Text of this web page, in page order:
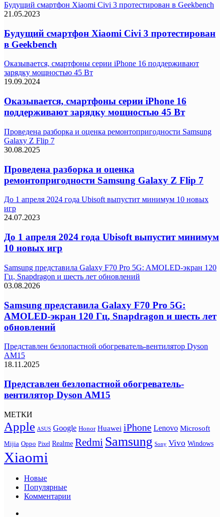
Будущий смартфон Xiaomi Civi 3 протестирован в Geekbench
21.05.2023
Будущий смартфон Xiaomi Civi 3 протестирован
в Geekbench
Оказывается, смартфоны серии iPhone 16 поддерживают
зарядку мощностью 45 Вт
19.09.2024
Оказывается, смартфоны серии iPhone 16
поддерживают зарядку мощностью 45 Вт
Проведена разборка и оценка ремонтопригодности Samsung
Galaxy Z Flip 7
30.08.2025
Проведена разборка и оценка
ремонтопригодности Samsung Galaxy Z Flip 7
До 1 апреля 2024 года Ubisoft выпустит минимум 10 новых
игр
24.07.2023
До 1 апреля 2024 года Ubisoft выпустит минимум
10 новых игр
Samsung представила Galaxy F70 Pro 5G: AMOLED-экран 120
Гц, Snapdragon и шесть лет обновлений
03.08.2026
Samsung представила Galaxy F70 Pro 5G:
AMOLED-экран 120 Гц, Snapdragon и шесть лет
обновлений
Представлен безлопастной обогреватель-вентилятор Dyson
AM15
18.11.2025
Представлен безлопастной обогреватель-
вентилятор Dyson AM15
МЕТКИ
Apple ASUS Google Honor Huawei iPhone Lenovo Microsoft
Mijia Oppo Pixel Realme Redmi Samsung Sony Vivo Windows
Xiaomi
Новые
Популярные
Комментарии